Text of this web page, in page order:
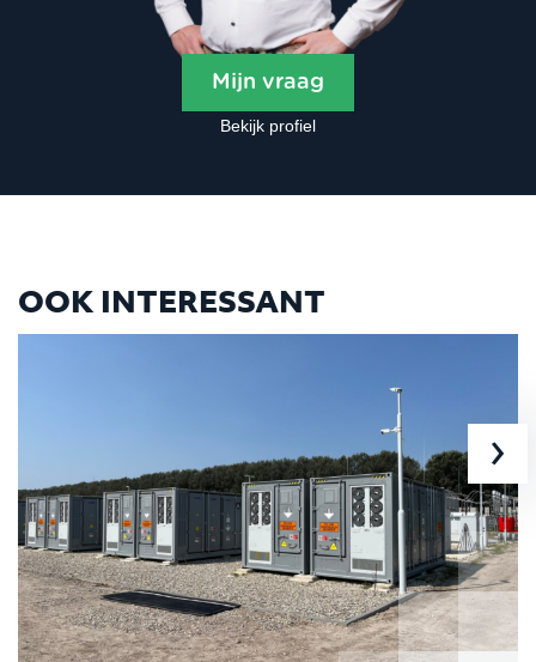
Mijn vraag
Bekijk profiel
OOK INTERESSANT
›